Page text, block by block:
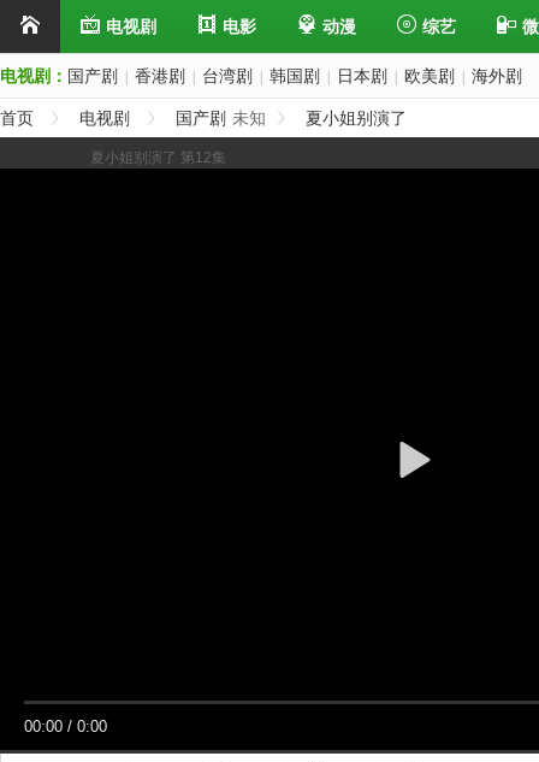
电视剧 电影 动漫 综艺
电视剧： 国产剧 香港剧 台湾剧 韩国剧 日本剧 欧美剧 海外剧
首页 电视剧 国产剧 未知 夏小姐别演了
夏小姐别演了 第12集
00:00 / 0:00